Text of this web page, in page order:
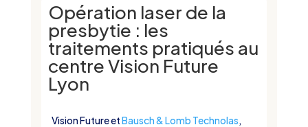
Opération laser de la
presbytie : les
traitements pratiqués au
centre Vision Future
Lyon
Vision Future etBausch & Lomb Technolas,